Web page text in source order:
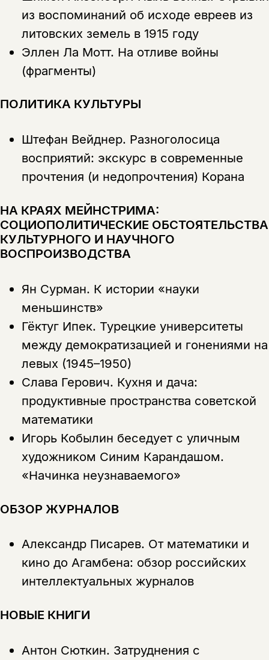
из воспоминаний об исходе евреев из
литовских земель в 1915 году
Эллен Ла Мотт. На отливе войны
(фрагменты)
ПОЛИТИКА КУЛЬТУРЫ
Штефан Вейднер. Разноголосица
восприятий: экскурс в современные
прочтения (и недопрочтения) Корана
НА КРАЯХ МЕЙНСТРИМА:
СОЦИОПОЛИТИЧЕСКИЕ ОБСТОЯТЕЛЬСТВА
КУЛЬТУРНОГО И НАУЧНОГО
ВОСПРОИЗВОДСТВА
Ян Сурман. К истории «науки
меньшинств»
Гёктуг Ипек. Турецкие университеты
между демократизацией и гонениями на
левых (1945–1950)
Слава Герович. Кухня и дача:
продуктивные пространства советской
математики
Игорь Кобылин беседует с уличным
художником Синим Карандашом.
«Начинка неузнаваемого»
ОБЗОР ЖУРНАЛОВ
Александр Писарев. От математики и
кино до Агамбена: обзор российских
интеллектуальных журналов
НОВЫЕ КНИГИ
Антон Сюткин. Затруднения с